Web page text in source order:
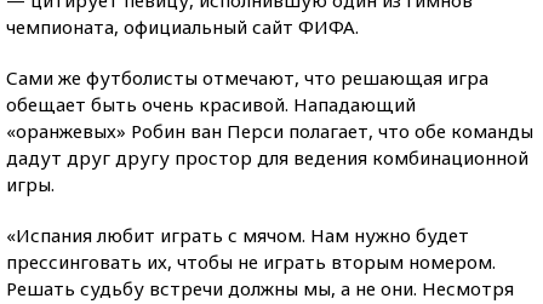
чемпионата, официальный сайт ФИФА.
Сами же футболисты отмечают, что решающая игра
обещает быть очень красивой. Нападающий
«оранжевых» Робин ван Перси полагает, что обе команды
дадут друг другу простор для ведения комбинационной
игры.
«Испания любит играть с мячом. Нам нужно будет
прессинговать их, чтобы не играть вторым номером.
Решать судьбу встречи должны мы, а не они. Несмотря